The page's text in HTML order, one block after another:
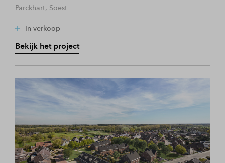
Parckhart, Soest
In verkoop
Bekijk het project